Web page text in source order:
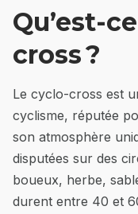
Qu’est-
cross ?
Le cyclo-cross est
cyclisme, réputée
son atmosphère
disputées sur des
boueux, herbe,
durent entre 40 et